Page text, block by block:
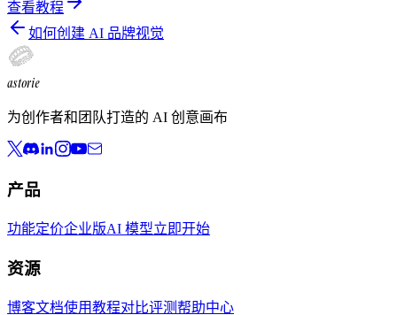
查看教程
如何创建 AI 品牌视觉
astorie
为创作者和团队打造的 AI 创意画布
产品
功能定价企业版AI 模型立即开始
资源
博客文档使用教程对比评测帮助中心